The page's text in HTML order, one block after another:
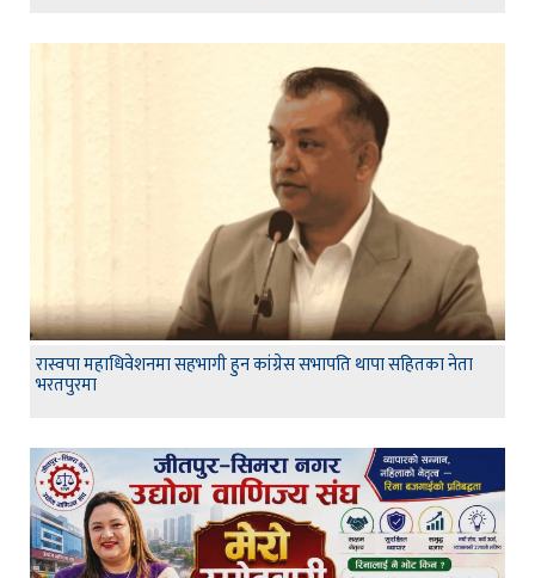
रास्वपा महाधिवेशनमा सहभागी हुन कांग्रेस सभापति थापा सहितका नेता
भरतपुरमा